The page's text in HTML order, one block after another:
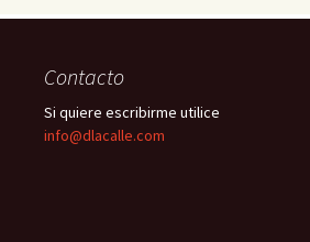
Contacto
Si quiere escribirme utilice
info@dlacalle.com